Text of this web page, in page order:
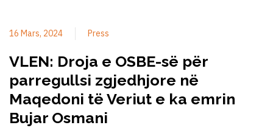
16 Mars, 2024 Press
VLEN: Droja e OSBE-së për
parregullsi zgjedhjore në
Maqedoni të Veriut e ka emrin
Bujar Osmani